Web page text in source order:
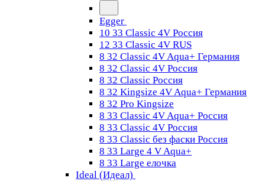
Egger
10 33 Classic 4V Россия
12 33 Classic 4V RUS
8 32 Classic 4V Aqua+ Германия
8 32 Classic 4V Россия
8 32 Classic Россия
8 32 Kingsize 4V Aqua+ Германия
8 32 Pro Kingsize
8 33 Classic 4V Aqua+ Россия
8 33 Classic 4V Россия
8 33 Classic без фаски Россия
8 33 Large 4 V Aqua+
8 33 Large елочка
Ideal (Идеал)